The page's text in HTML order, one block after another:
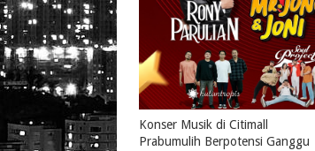
Konser Musik di Citimall
Prabumulih Berpotensi Ganggu